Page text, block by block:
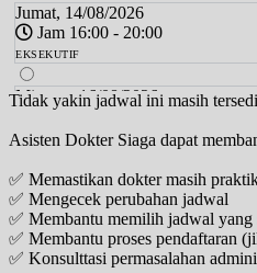
Jumat, 14/08/2026
Jam 16:00 - 20:00
EKSEKUTIF
Minggu, 16/08/2026
Jam 10:00 - 12:00
EKSEKUTIF
Selasa, 18/08/2026
Jam 13:00 - 15:00
BPJS
Selasa, 18/08/2026
Tidak yakin jadwal ini masih
Asisten Dokter Siaga dapat
✅ Memastikan dokter masih
✅ Mengecek perubahan jadwal
✅ Membantu memilih jadwal yang
✅ Membantu proses pendaftaran
✅ Konsulttasi permasalahan